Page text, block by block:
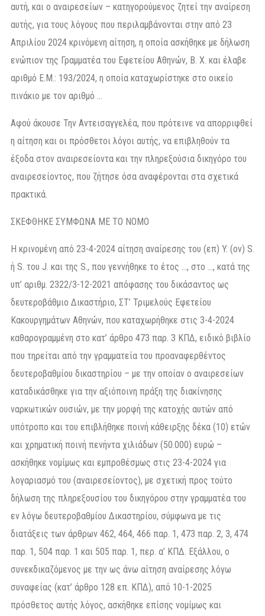
αυτή, και o αναιρεσείων – κατηγορούμενος ζητεί την αναίρεση
αυτής, για τους λόγους που περιλαμβάνονται στην από 23
Απριλίου 2024 κρινόμενη αίτηση, η οποία ασκήθηκε με δήλωση
ενώπιον της Γραμματέα του Εφετείου Αθηνών, Β. Χ. και έλαβε
αριθμό Ε.Μ.: 193/2024, η οποία καταχωρίστηκε στο οικείο
πινάκιο με τον αριθμό …
Αφού άκουσε Την Αντεισαγγελέα, που πρότεινε να απορριφθεί
η αίτηση και οι πρόσθετοι λόγοι αυτής, να επιβληθούν τα
έξοδα στον αναιρεσείοντα και την πληρεξούσια δικηγόρο του
αναιρεσείοντος, που ζήτησε όσα αναφέρονται στα σχετικά
πρακτικά.
ΣΚΕΦΘΗΚΕ ΣΥΜΦΩΝΑ ΜΕ ΤΟ ΝΟΜΟ
Η κρινομένη από 23-4-2024 αίτηση αναίρεσης του (επ) Y. (ον) S.
ή S. του J. και της S., που γεννήθηκε το έτος …, στο …, κατά της
υπ’ αριθμ. 2322/3-12-2021 απόφασης του δικάσαντος ως
δευτεροβάθμιο Δικαστήριο, ΣΤ’ Τριμελούς Εφετείου
Κακουργημάτων Αθηνών, που καταχωρήθηκε στις 3-4-2024
καθαρογραμμένη στο κατ’ άρθρο 473 παρ. 3 ΚΠΔ, ειδικό βιβλίο
που τηρείται από την γραμματεία του προαναφερθέντος
δευτεροβαθμίου δικαστηρίου – με την οποίαν ο αναιρεσείων
καταδικάσθηκε για την αξιόποινη πράξη της διακίνησης
ναρκωτικών ουσιών, με την μορφή της κατοχής αυτών από
υπότροπο και του επιβλήθηκε ποινή κάθειρξης δέκα (10) ετών
και χρηματική ποινή πενήντα χιλιάδων (50.000) ευρώ –
ασκήθηκε νομίμως και εμπροθέσμως στις 23-4-2024 για
λογαριασμό του (αναιρεσείοντος), με σχετική προς τούτο
δήλωση της πληρεξουσίου του δικηγόρου στην γραμματέα του
εν λόγω δευτεροβαθμίου Δικαστηρίου, σύμφωνα με τις
διατάξεις των άρθρων 462, 464, 466 παρ. 1, 473 παρ. 2, 3, 474
παρ. 1, 504 παρ. 1 και 505 παρ. 1, περ. α’ ΚΠΔ. Εξάλλου, ο
συνεκδικαζόμενος με την ως άνω αίτηση αναίρεσης λόγω
συναφείας (κατ’ άρθρο 128 επ. ΚΠΔ), από 10-1-2025
πρόσθετος αυτής λόγος, ασκήθηκε επίσης νομίμως και